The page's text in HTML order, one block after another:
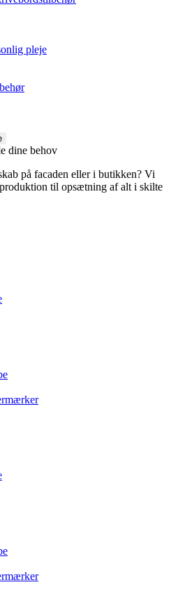
pleje
dine behov
på facaden eller i butikken? Vi
til opsætning af alt i skilte